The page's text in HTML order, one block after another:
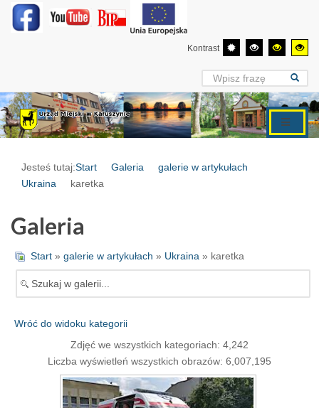
Kontrast
Jesteś tutaj:Start Galeria
galerie w artykułach
Ukraina
karetka
Galeria
Start » galerie w artykułach » Ukraina » karetka
Wróć do widoku kategorii
Zdjęć we wszystkich kategoriach: 4,242
Liczba wyświetleń wszystkich obrazów: 6,007,195